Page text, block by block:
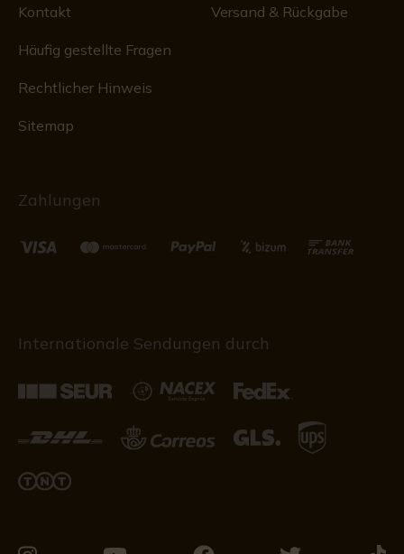
Kontakt
Häufig gestellte Fragen
Rechtlicher Hinweis
Sitemap
Versand & Rückgabe
Zahlungen
Internationale Sendungen durch